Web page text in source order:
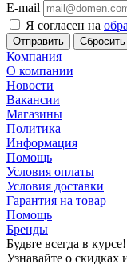
E-mail
Я согласен на
Сбросить
Компания
О компании
Новости
Вакансии
Магазины
Политика
Информация
Помощь
Условия оплаты
Условия доставки
Гарантия на товар
Помощь
Бренды
Будьте всегда в курсе!
Узнавайте о скидках